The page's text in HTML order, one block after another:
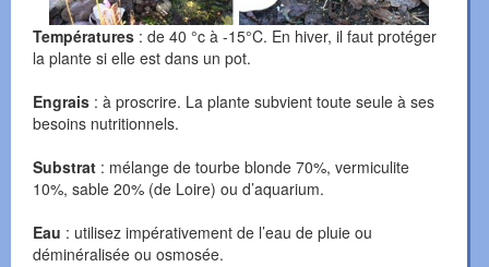
Températures : de 40 °c à -15°C. En hiver, il faut protéger
la plante si elle est dans un pot.
Engrais : à proscrire. La plante subvient toute seule à ses
besoins nutritionnels.
Substrat : mélange de tourbe blonde 70%, vermiculite
10%, sable 20% (de Loire) ou d’aquarium.
Eau : utilisez impérativement de l’eau de pluie ou
déminéralisée ou osmosée.